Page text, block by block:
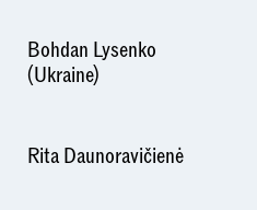
Bohdan Lysenko
(Ukraine)
Rita Daunoravičienė